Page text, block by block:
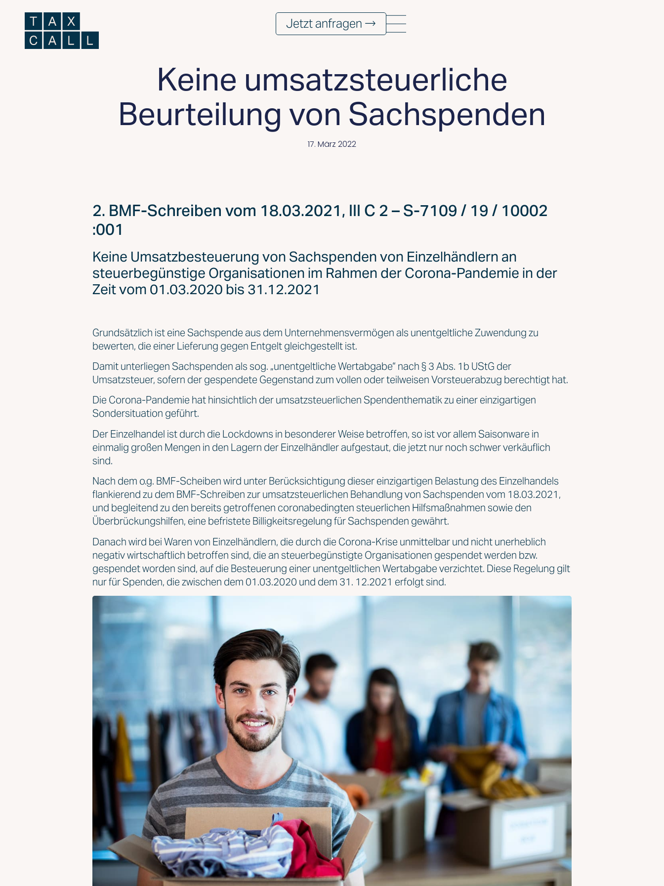
Jetzt anfragen →
Keine umsatzsteuerliche
Beurteilung von Sachspenden
17. März 2022
2. BMF-Schreiben vom 18.03.2021, III C 2 – S-7109 / 19 / 10002
:001
Keine Umsatzbesteuerung von Sachspenden von Einzelhändlern an
steuerbegünstige Organisationen im Rahmen der Corona-Pandemie in der
Zeit vom 01.03.2020 bis 31.12.2021
Grundsätzlich ist eine Sachspende aus dem Unternehmensvermögen als unentgeltliche Zuwendung zu
bewerten, die einer Lieferung gegen Entgelt gleichgestellt ist.
Damit unterliegen Sachspenden als sog. „unentgeltliche Wertabgabe“ nach § 3 Abs. 1b UStG der
Umsatzsteuer, sofern der gespendete Gegenstand zum vollen oder teilweisen Vorsteuerabzug berechtigt hat.
Die Corona-Pandemie hat hinsichtlich der umsatzsteuerlichen Spendenthematik zu einer einzigartigen
Sondersituation geführt.
Der Einzelhandel ist durch die Lockdowns in besonderer Weise betroffen, so ist vor allem Saisonware in
einmalig großen Mengen in den Lagern der Einzelhändler aufgestaut, die jetzt nur noch schwer verkäuflich
sind.
Nach dem o.g. BMF-Scheiben wird unter Berücksichtigung dieser einzigartigen Belastung des Einzelhandels
flankierend zu dem BMF-Schreiben zur umsatzsteuerlichen Behandlung von Sachspenden vom 18.03.2021,
und begleitend zu den bereits getroffenen coronabedingten steuerlichen Hilfsmaßnahmen sowie den
Überbrückungshilfen, eine befristete Billigkeitsregelung für Sachspenden gewährt.
Danach wird bei Waren von Einzelhändlern, die durch die Corona-Krise unmittelbar und nicht unerheblich
negativ wirtschaftlich betroffen sind, die an steuerbegünstigte Organisationen gespendet werden bzw.
gespendet worden sind, auf die Besteuerung einer unentgeltlichen Wertabgabe verzichtet. Diese Regelung gilt
nur für Spenden, die zwischen dem 01.03.2020 und dem 31. 12.2021 erfolgt sind.